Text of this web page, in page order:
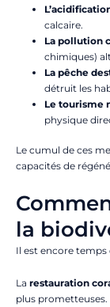
calcaire.
La pollution
chimiques)
La pêche
détruit les
Le tourisme
physique
Le cumul de ces
capacités de
la
Il est encore temps
La restauration
plus prometteuses.